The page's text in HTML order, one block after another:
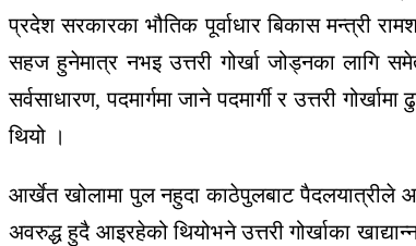
प्रदेश सरकारका भौतिक पूर्वाधार बिकास मन्त्री
सहज हुनेमात्र नभइ उत्तरी गोर्खा जोड्नका लागि
सर्वसाधारण, पदमार्गमा जाने पदमार्गी र उत्तरी
थियो ।
आर्खेत खोलामा पुल नहुदा काठेपुलबाट
अवरुद्ध हुदै आइरहेको थियोभने उत्तरी गोर्खाका